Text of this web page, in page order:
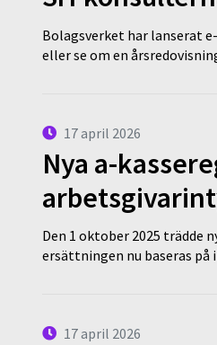
Bolagsverket har lanserat
eller se om en
17 april 2026
Nya a-
Den 1 oktober 2025 trädde
ersättningen nu baseras
17 april 2026